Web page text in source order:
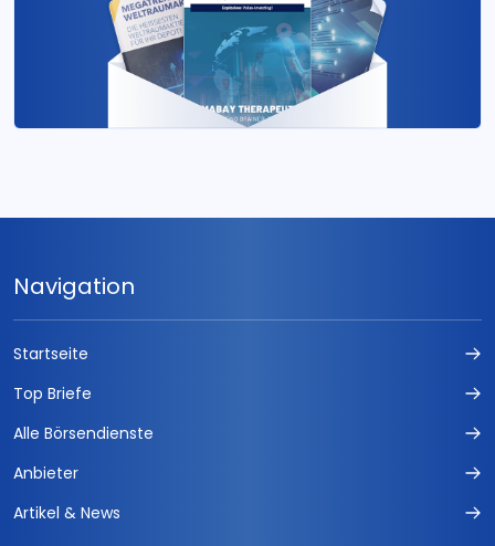
Navigation
Startseite
Top Briefe
Alle Börsendienste
Anbieter
Artikel & News